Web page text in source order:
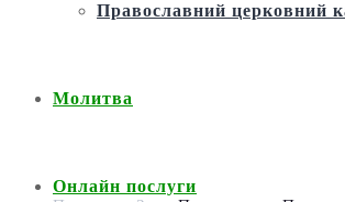
Православний церковний
Молитва
Онлайн послуги